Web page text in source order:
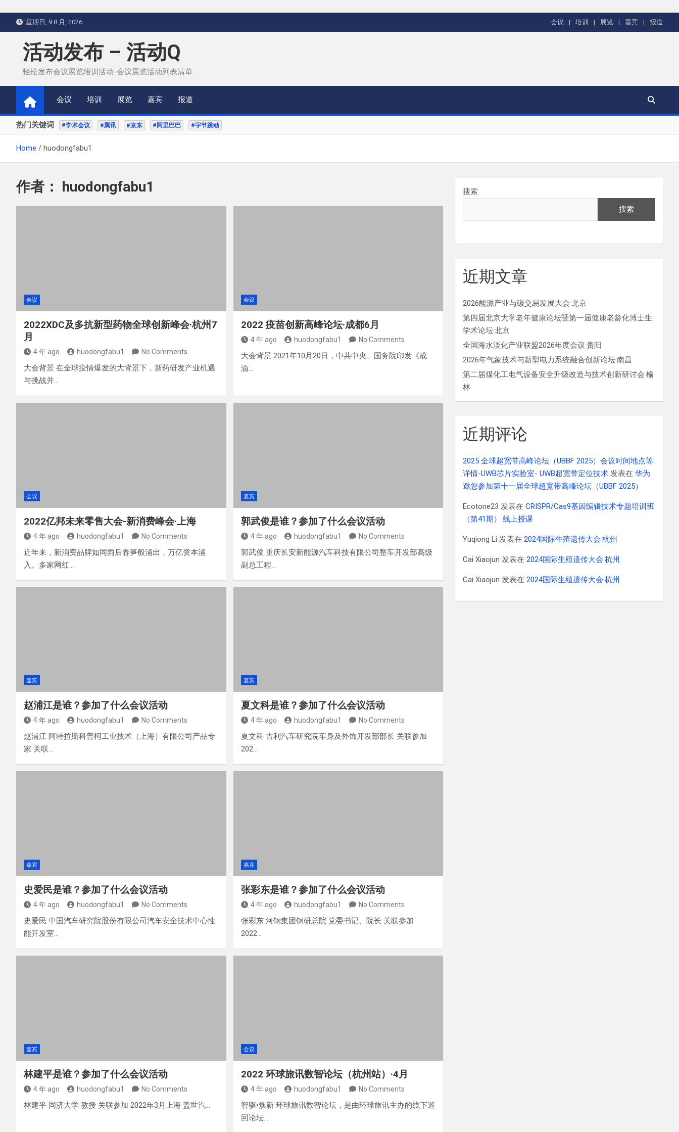
to
content
星期日, 9 8 月, 2026 会议 培训 展览 嘉宾 报道
活动发布 – 活动Q
轻松发布会议展览培训活动-会议展览活动列表清单
会议 培训 展览 嘉宾 报道
热门关键词 #学术会议 #腾讯 #京东 #阿里巴巴 #字节跳动
Home huodongfabu1
作者： huodongfabu1
会议
2022XDC及多抗新型药物全球创新峰会·杭州7
月
4 年 ago huodongfabu1 No Comments
大会背景 在全球疫情爆发的大背景下，新药研发产业机遇
与挑战并…
会议
2022 疫苗创新高峰论坛·成都6月
4 年 ago huodongfabu1 No Comments
大会背景 2021年10月20日，中共中央、国务院印发《成
渝…
会议
2022亿邦未来零售大会-新消费峰会·上海
4 年 ago huodongfabu1 No Comments
近年来，新消费品牌如同雨后春笋般涌出，万亿资本涌
入。多家网红…
嘉宾
郭武俊是谁？参加了什么会议活动
4 年 ago huodongfabu1 No Comments
郭武俊 重庆长安新能源汽车科技有限公司整车开发部高级
副总工程…
嘉宾
赵浦江是谁？参加了什么会议活动
4 年 ago huodongfabu1 No Comments
赵浦江 阿特拉斯科普柯工业技术（上海）有限公司产品专
家 关联…
嘉宾
夏文科是谁？参加了什么会议活动
4 年 ago huodongfabu1 No Comments
夏文科 吉利汽车研究院车身及外饰开发部部长 关联参加
202…
嘉宾
史爱民是谁？参加了什么会议活动
4 年 ago huodongfabu1 No Comments
史爱民 中国汽车研究院股份有限公司汽车安全技术中心性
能开发室…
嘉宾
张彩东是谁？参加了什么会议活动
4 年 ago huodongfabu1 No Comments
张彩东 河钢集团钢研总院 党委书记、院长 关联参加
2022…
嘉宾
林建平是谁？参加了什么会议活动
4 年 ago huodongfabu1 No Comments
林建平 同济大学 教授 关联参加 2022年3月上海 盖世汽…
会议
2022 环球旅讯数智论坛（杭州站）·4月
4 年 ago huodongfabu1 No Comments
智驱•焕新 环球旅讯数智论坛，是由环球旅讯主办的线下巡
回论坛…
搜索
搜索
近期文章
2026能源产业与碳交易发展大会·北京
第四届北京大学老年健康论坛暨第一届健康老龄化博士生
学术论坛·北京
全国海水淡化产业联盟2026年度会议·贵阳
2026年气象技术与新型电力系统融合创新论坛·南昌
第二届煤化工电气设备安全升级改造与技术创新研讨会·榆
林
近期评论
2025 全球超宽带高峰论坛（UBBF 2025）会议时间地点等
详情-UWB芯片实验室- UWB超宽带定位技术 发表在华为
邀您参加第十一届全球超宽带高峰论坛（UBBF 2025）
Ecotone23 发表在CRISPR/Cas9基因编辑技术专题培训班
（第41期）·线上授课
Yuqiong Li 发表在2024国际生殖遗传大会·杭州
Cai Xiaojun 发表在2024国际生殖遗传大会·杭州
Cai Xiaojun 发表在2024国际生殖遗传大会·杭州